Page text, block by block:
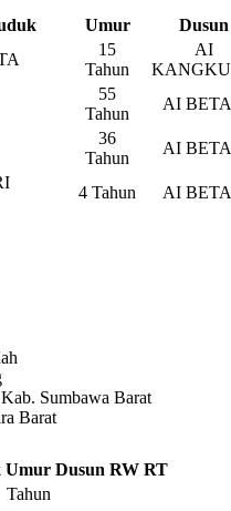
Umur Dusun
15
Tahun
AI
55
Tahun
AI
36
Tahun
AI
4 Tahun AI
Sumbawa Barat
Barat
Umur Dusun RW RT
Tahun